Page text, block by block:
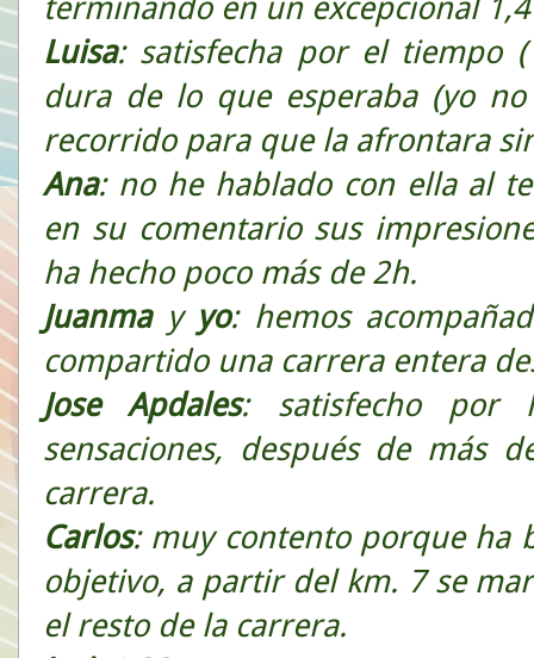
Luisa: satisfecha por el tiempo
dura de lo que esperaba (yo
recorrido para que la afrontara
Ana: no he hablado con ella al
en su comentario sus
ha hecho poco más de 2h.
Juanma y yo: hemos
compartido una carrera entera
Jose Apdales: satisfecho por
sensaciones, después de más
carrera.
Carlos: muy contento porque ha
objetivo, a partir del km. 7 se
el resto de la carrera.